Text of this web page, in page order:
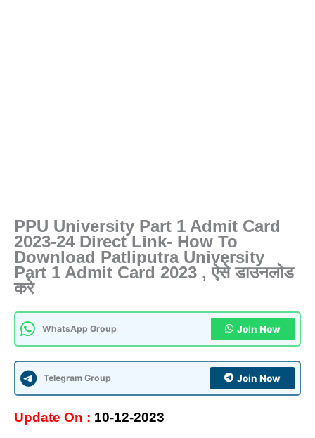
PPU University Part 1 Admit Card
2023-24 Direct Link- How To
Download Patliputra University
Part 1 Admit Card 2023 , ऐसे डाउनलोड
करे
WhatsApp Group Join Now
Telegram Group Join Now
Update On : 10-12-2023